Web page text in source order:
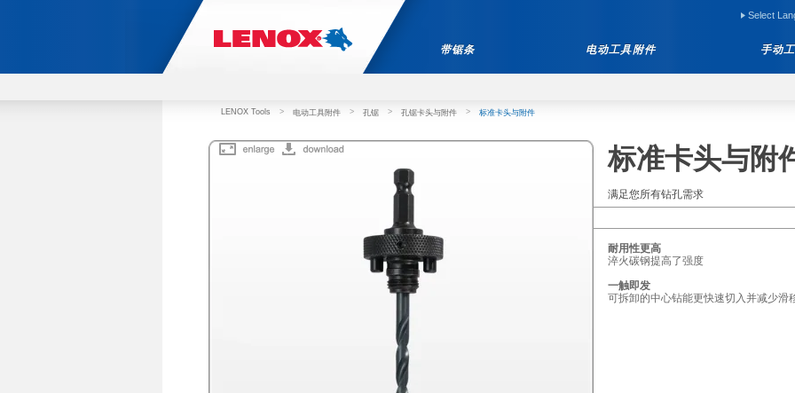
Select
带锯条 电动工具附件 手动
LENOX Tools > 电动工具附件 > 孔锯 > 孔锯卡头与附件 > 标准卡头与附件
标准卡头与附
满足您所有钻孔需求
耐用性更高
淬火碳钢提高了强度
一触即发
可拆卸的中心钻能更快速切入并减少滑